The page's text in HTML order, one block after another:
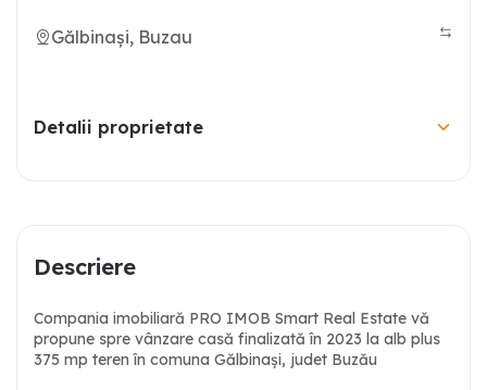
Gălbinași, Buzau
Detalii proprietate
Descriere
Compania imobiliară PRO IMOB Smart Real Estate vă
propune spre vânzare casă finalizată în 2023 la alb plus
375 mp teren în comuna Gălbinași, judet Buzău